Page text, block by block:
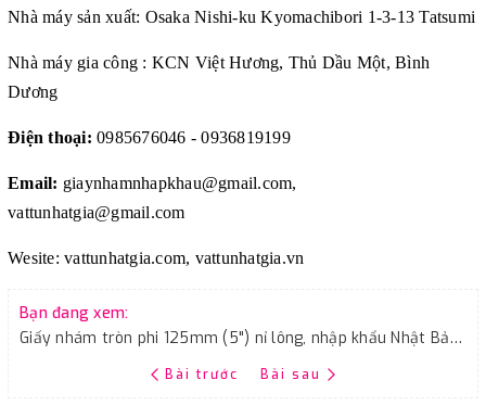
Nhà máy sản xuất: Osaka Nishi-ku Kyomachibori 1-3-13 Tatsumi
Nhà máy gia công : KCN Việt Hương, Thủ Dầu Một, Bình
Dương
Điện thoại: 0985676046 - 0936819199
Email: giaynhamnhapkhau@gmail.com,
vattunhatgia@gmail.com
Wesite: vattunhatgia.com, vattunhatgia.vn
Bạn đang xem:
Giấy nhám tròn phi 125mm (5") nỉ lông, nhập khẩu Nhật Bản, độ nhám P600
Bài trước Bài sau